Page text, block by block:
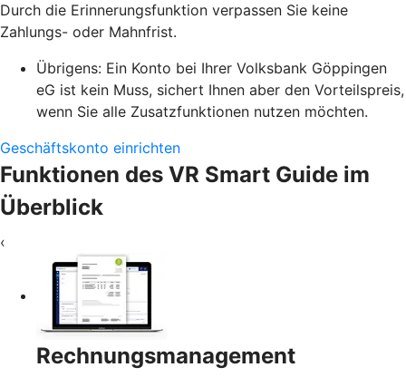
Durch die Erinnerungsfunktion verpassen Sie keine
Zahlungs- oder Mahnfrist.
Übrigens: Ein Konto bei Ihrer Volksbank Göppingen
eG ist kein Muss, sichert Ihnen aber den Vorteilspreis,
wenn Sie alle Zusatzfunktionen nutzen möchten.
Geschäftskonto einrichten
Funktionen des VR Smart Guide im
Überblick
‹
Rechnungsmanagement